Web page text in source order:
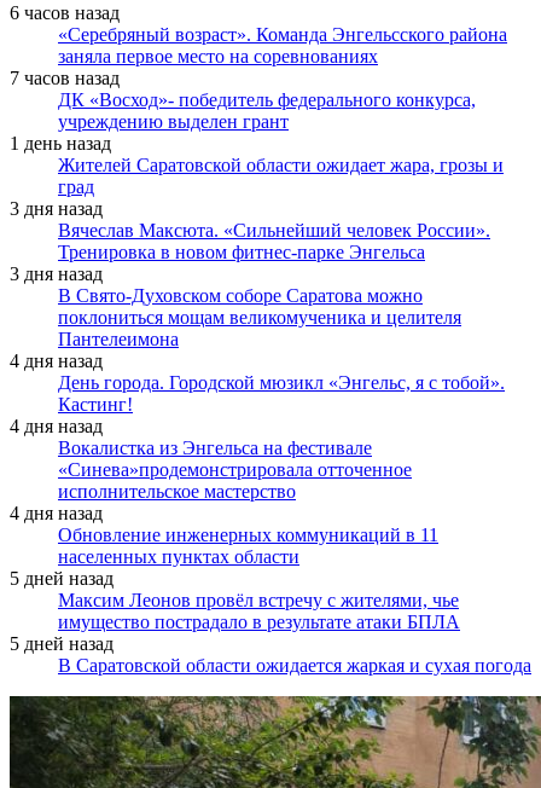
6 часов назад
«Серебряный возраст». Команда Энгельсского района
заняла первое место на соревнованиях
7 часов назад
ДК «Восход»- победитель федерального конкурса,
учреждению выделен грант
1 день назад
Жителей Саратовской области ожидает жара, грозы и
град
3 дня назад
Вячеслав Максюта. «Сильнейший человек России».
Тренировка в новом фитнес-парке Энгельса
3 дня назад
В Свято-Духовском соборе Саратова можно
поклониться мощам великомученика и целителя
Пантелеимона
4 дня назад
День города. Городской мюзикл «Энгельс, я с тобой».
Кастинг!
4 дня назад
Вокалистка из Энгельса на фестивале
«Синева»продемонстрировала отточенное
исполнительское мастерство
4 дня назад
Обновление инженерных коммуникаций в 11
населенных пунктах области
5 дней назад
Максим Леонов провёл встречу с жителями, чье
имущество пострадало в результате атаки БПЛА
5 дней назад
В Саратовской области ожидается жаркая и сухая погода